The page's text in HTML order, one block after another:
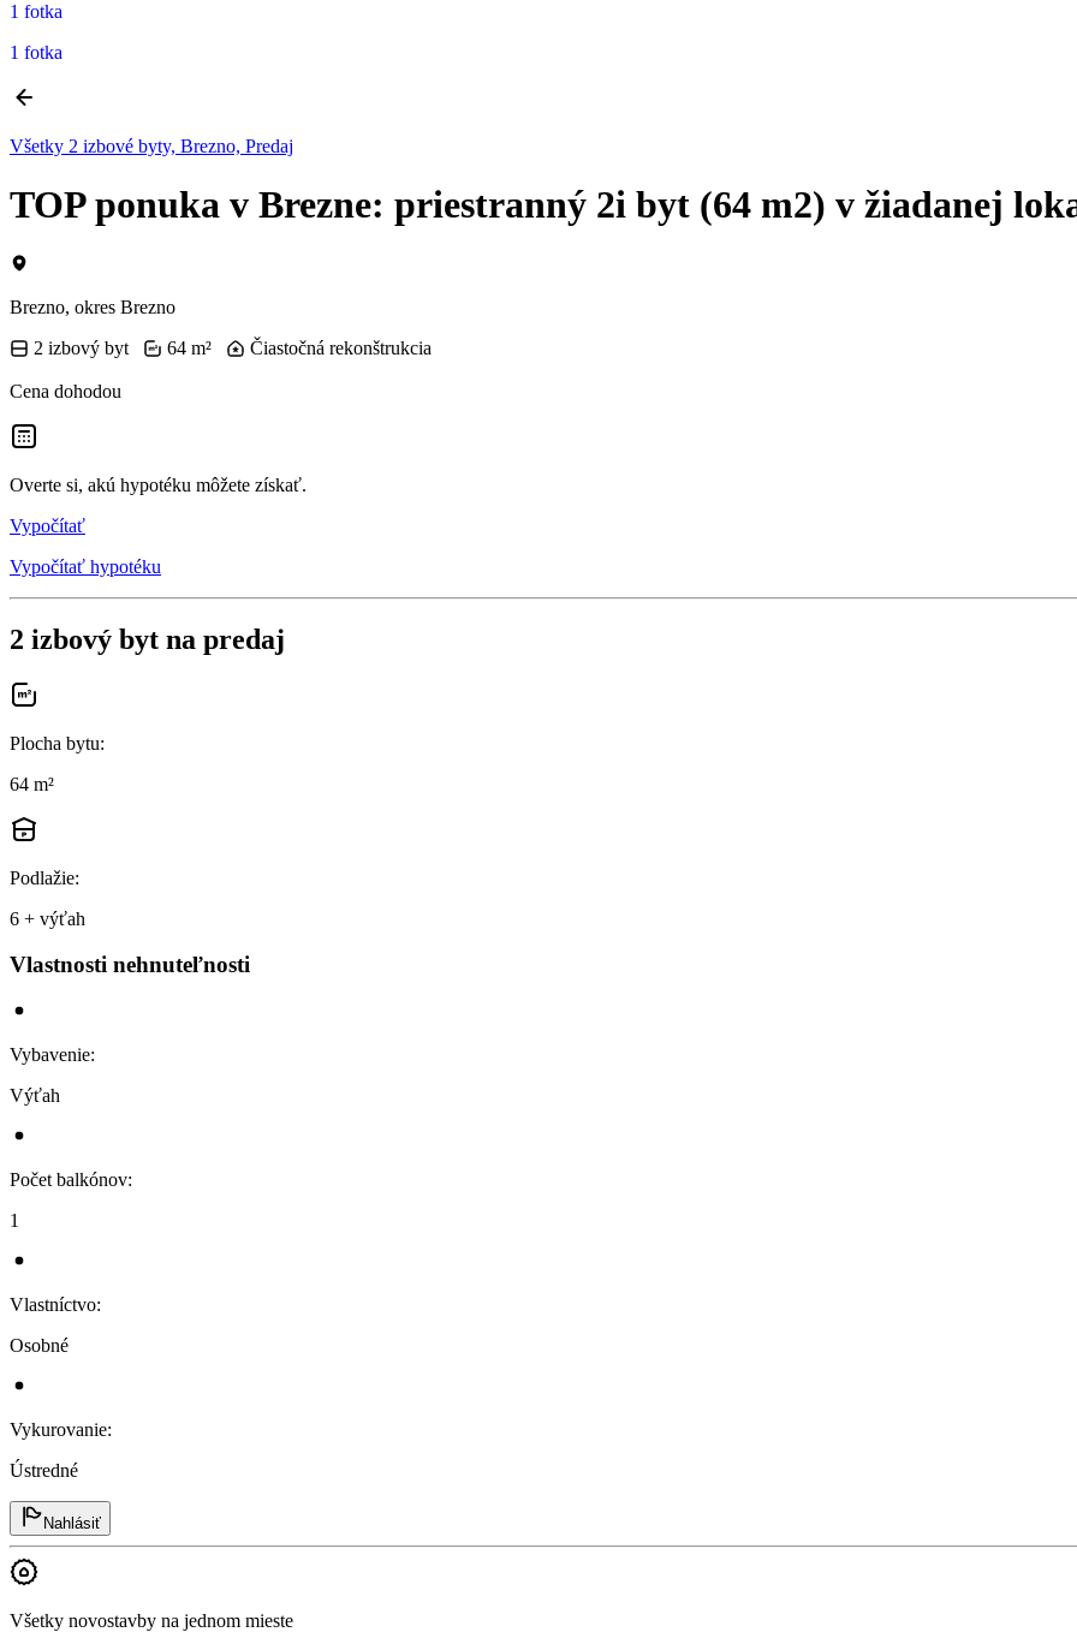
1 fotka
1 fotka
Všetky 2 izbové byty, Brezno, Predaj
TOP ponuka v Brezne: priestranný 2i byt (64 m2) v žiadanej
Brezno, okres Brezno
2 izbový byt
64 m² Čiastočná rekonštrukcia
Cena dohodou
Overte si, akú hypotéku môžete získať.
Vypočítať
Vypočítať hypotéku
2 izbový byt na predaj
Plocha bytu:
64 m²
Podlažie:
6 + výťah
Vlastnosti nehnuteľnosti
Vybavenie:
Výťah
Počet balkónov:
1
Vlastníctvo:
Osobné
Vykurovanie:
Ústredné
Nahlásiť
Všetky novostavby na jednom mieste